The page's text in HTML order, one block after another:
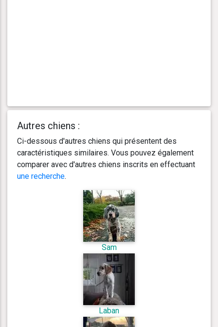
Autres chiens :
Ci-dessous d'autres chiens qui présentent des
caractéristiques similaires. Vous pouvez également
comparer avec d'autres chiens inscrits en effectuant
une recherche.
Sam
Laban